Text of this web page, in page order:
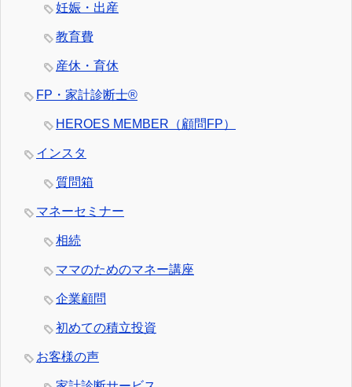
妊娠・出産
教育費
産休・育休
FP・家計診断士®
HEROES MEMBER（顧問FP）
インスタ
質問箱
マネーセミナー
相続
ママのためのマネー講座
企業顧問
初めての積立投資
お客様の声